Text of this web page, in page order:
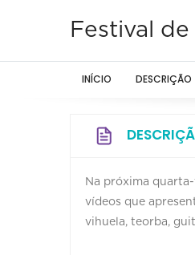
Festival
INÍCIO DESCRIÇÃO
Na próxima
vídeos que
vihuela, teorba,